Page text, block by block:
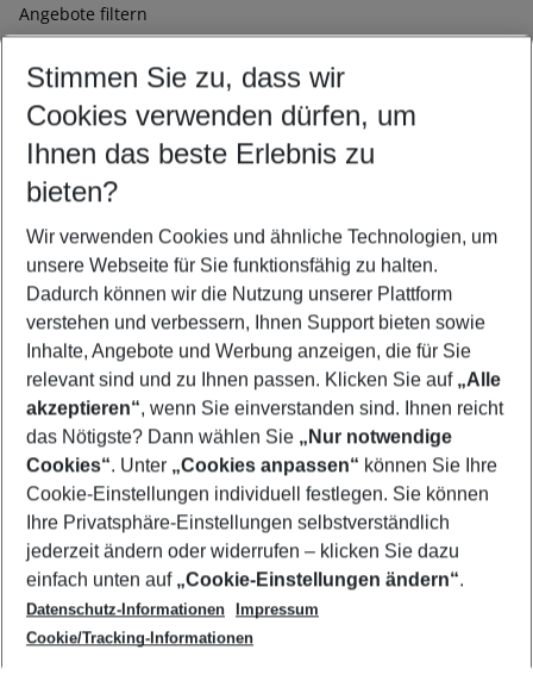
Angebote filtern
Ändern Sie Ihre Kriterien nach Ihren Wünschen
Abflughafen wählen
Beliebiger Abflughafen
Reisezeitraum wählen
11.08.26– 09.08.27 5-8 Nächte
2 Erwachsene Keine Kinder
Mehr Filter anzeigen
Footer
Footer navigation
Über uns
AGB
Cookie-Einstellungen ändern
Cookie-Richtlinie
Datenschutz
Service & Hilfe
Barrierefreies Reisen
Check-in
Folgen Sie uns
Stimmen Sie zu, dass wir
Cookies verwenden dürfen, um
Ihnen das beste Erlebnis zu
bieten?
Wir verwenden Cookies und ähnliche Technologien, um
unsere Webseite für Sie funktionsfähig zu halten.
Dadurch können wir die Nutzung unserer Plattform
verstehen und verbessern, Ihnen Support bieten sowie
Inhalte, Angebote und Werbung anzeigen, die für Sie
relevant sind und zu Ihnen passen. Klicken Sie auf „Alle
akzeptieren“, wenn Sie einverstanden sind. Ihnen reicht
das Nötigste? Dann wählen Sie „Nur notwendige
Cookies“. Unter „Cookies anpassen“ können Sie Ihre
Cookie-Einstellungen individuell festlegen. Sie können
Ihre Privatsphäre-Einstellungen selbstverständlich
jederzeit ändern oder widerrufen – klicken Sie dazu
einfach unten auf „Cookie-Einstellungen ändern“.
Datenschutz-Informationen
Impressum
Cookie/Tracking-Informationen